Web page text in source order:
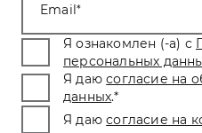
Email
Я ознакомлен (-а) с
персональных
Я даю согласие на
данных.*
Я даю согласие на